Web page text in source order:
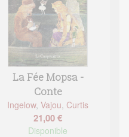
La Fée Mopsa -
Conte
Ingelow, Vajou, Curtis
21,00 €
Disponible